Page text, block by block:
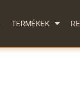
TERMÉKEK